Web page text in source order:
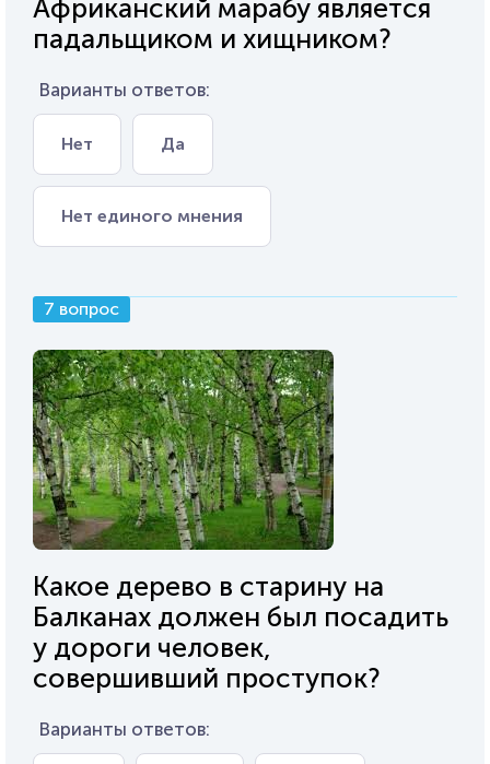
Африканский марабу является
падальщиком и хищником?
Варианты ответов:
Нет Да
Нет единого мнения
7 вопрос
Какое дерево в старину на
Балканах должен был посадить
у дороги человек,
совершивший проступок?
Варианты ответов: